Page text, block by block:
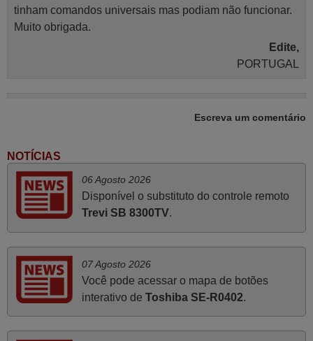
tinham comandos universais mas podiam não funcionar.
Muito obrigada.
Edite,
PORTUGAL
programação. Recomendo muito!!
Julho 2025
A funcionar de imediato. 100%. Obrigado
Domingos Manuel,
PORTUGAL
Abril 2025
Escreva um comentário
NOTÍCIAS
06 Agosto 2026
Disponível o substituto do controle remoto
Trevi SB 8300TV.
07 Agosto 2026
Você pode acessar o mapa de botões
interativo de Toshiba SE-R0402.